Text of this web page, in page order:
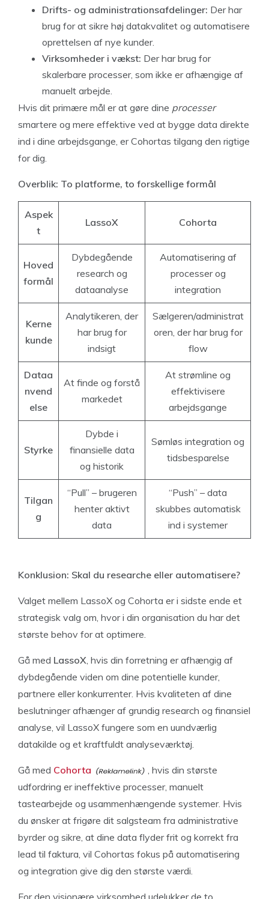
Drifts- og administrationsafdelinger: Der har
brug for at sikre høj datakvalitet og automatisere
oprettelsen af nye kunder.
Virksomheder i vækst: Der har brug for
skalerbare processer, som ikke er afhængige af
manuelt arbejde.
Hvis dit primære mål er at gøre dine processer
smartere og mere effektive ved at bygge data direkte
ind i dine arbejdsgange, er Cohortas tilgang den rigtige
for dig.
Overblik: To platforme, to forskellige formål
Aspek
t
LassoX Cohorta
Hoved
formål
Dybdegående
research og
dataanalyse
Automatisering af
processer og
integration
Kerne
kunde
Analytikeren, der
har brug for
indsigt
Sælgeren/administrat
oren, der har brug for
flow
Dataa
nvend
else
At finde og forstå
markedet
At strømline og
effektivisere
arbejdsgange
Styrke
Dybde i
finansielle data
og historik
Sømløs integration og
tidsbesparelse
Tilgan
g
“Pull” – brugeren
henter aktivt
data
“Push” – data
skubbes automatisk
ind i systemer
Konklusion: Skal du researche eller automatisere?
Valget mellem LassoX og Cohorta er i sidste ende et
strategisk valg om, hvor i din organisation du har det
største behov for at optimere.
Gå med LassoX , hvis din forretning er afhængig af
dybdegående viden om dine potentielle kunder,
partnere eller konkurrenter. Hvis kvaliteten af dine
beslutninger afhænger af grundig research og finansiel
analyse, vil LassoX fungere som en uundværlig
datakilde og et kraftfuldt analyseværktøj.
Gå med Cohorta
, hvis din største
udfordring er ineffektive processer, manuelt
tastearbejde og usammenhængende systemer. Hvis
du ønsker at frigøre dit salgsteam fra administrative
byrder og sikre, at dine data flyder frit og korrekt fra
lead til faktura, vil Cohortas fokus på automatisering
og integration give dig den største værdi.
For den visionære virksomhed udelukker de to